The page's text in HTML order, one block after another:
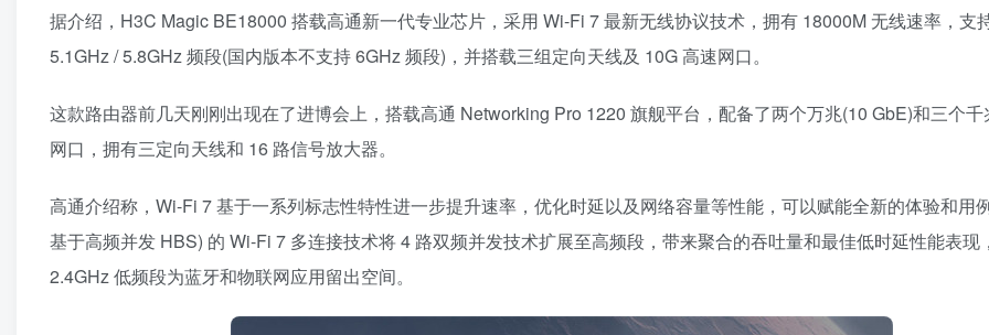
据介绍，H3C Magic BE18000 搭载高通新一代专业芯片，采用 Wi-Fi 7 最新无线协议技术，拥有 18000M 无线速率，支
5.1GHz / 5.8GHz 频段(国内版本不支持 6GHz 频段)，并搭载三组定向天线及 10G 高速网口。
这款路由器前几天刚刚出现在了进博会上，搭载高通 Networking Pro 1220 旗舰平台，配备了两个万兆(10 GbE)和三个千
网口，拥有三定向天线和 16 路信号放大器。
高通介绍称，Wi-Fi 7 基于一系列标志性特性进一步提升速率，优化时延以及网络容量等性能，可以赋能全新的体验和用
基于高频并发 HBS) 的 Wi-Fi 7 多连接技术将 4 路双频并发技术扩展至高频段，带来聚合的吞吐量和最佳低时延性能表现
2.4GHz 低频段为蓝牙和物联网应用留出空间。